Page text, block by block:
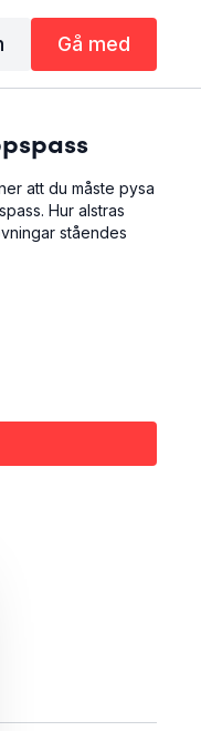
Gå med
att du måste pysa
Hur alstras
ståendes